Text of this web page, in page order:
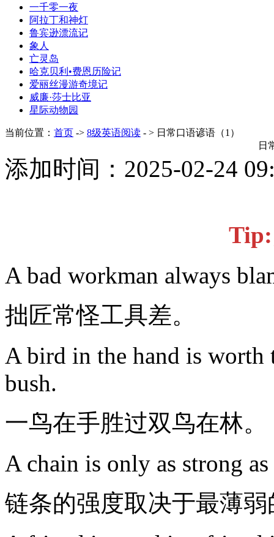
一千零一夜
阿拉丁和神灯
鲁宾逊漂流记
象人
亡灵岛
哈克贝利•费恩历险记
爱丽丝漫游奇境记
威廉·莎士比亚
星际动物园
当前位置： 首页 -> 8级英语阅读 - > 日常口语谚语（1）
日
添加时间：2025-02-24
A bad workman always
拙匠常怪工具差。
A bird in the hand is worth
bush.
一鸟在手胜过双鸟在林。
A chain is only as strong
链条的强度取决于最薄